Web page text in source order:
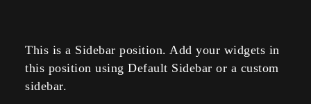
This is a Sidebar position. Add your widgets in
this position using Default Sidebar or a custom
sidebar.